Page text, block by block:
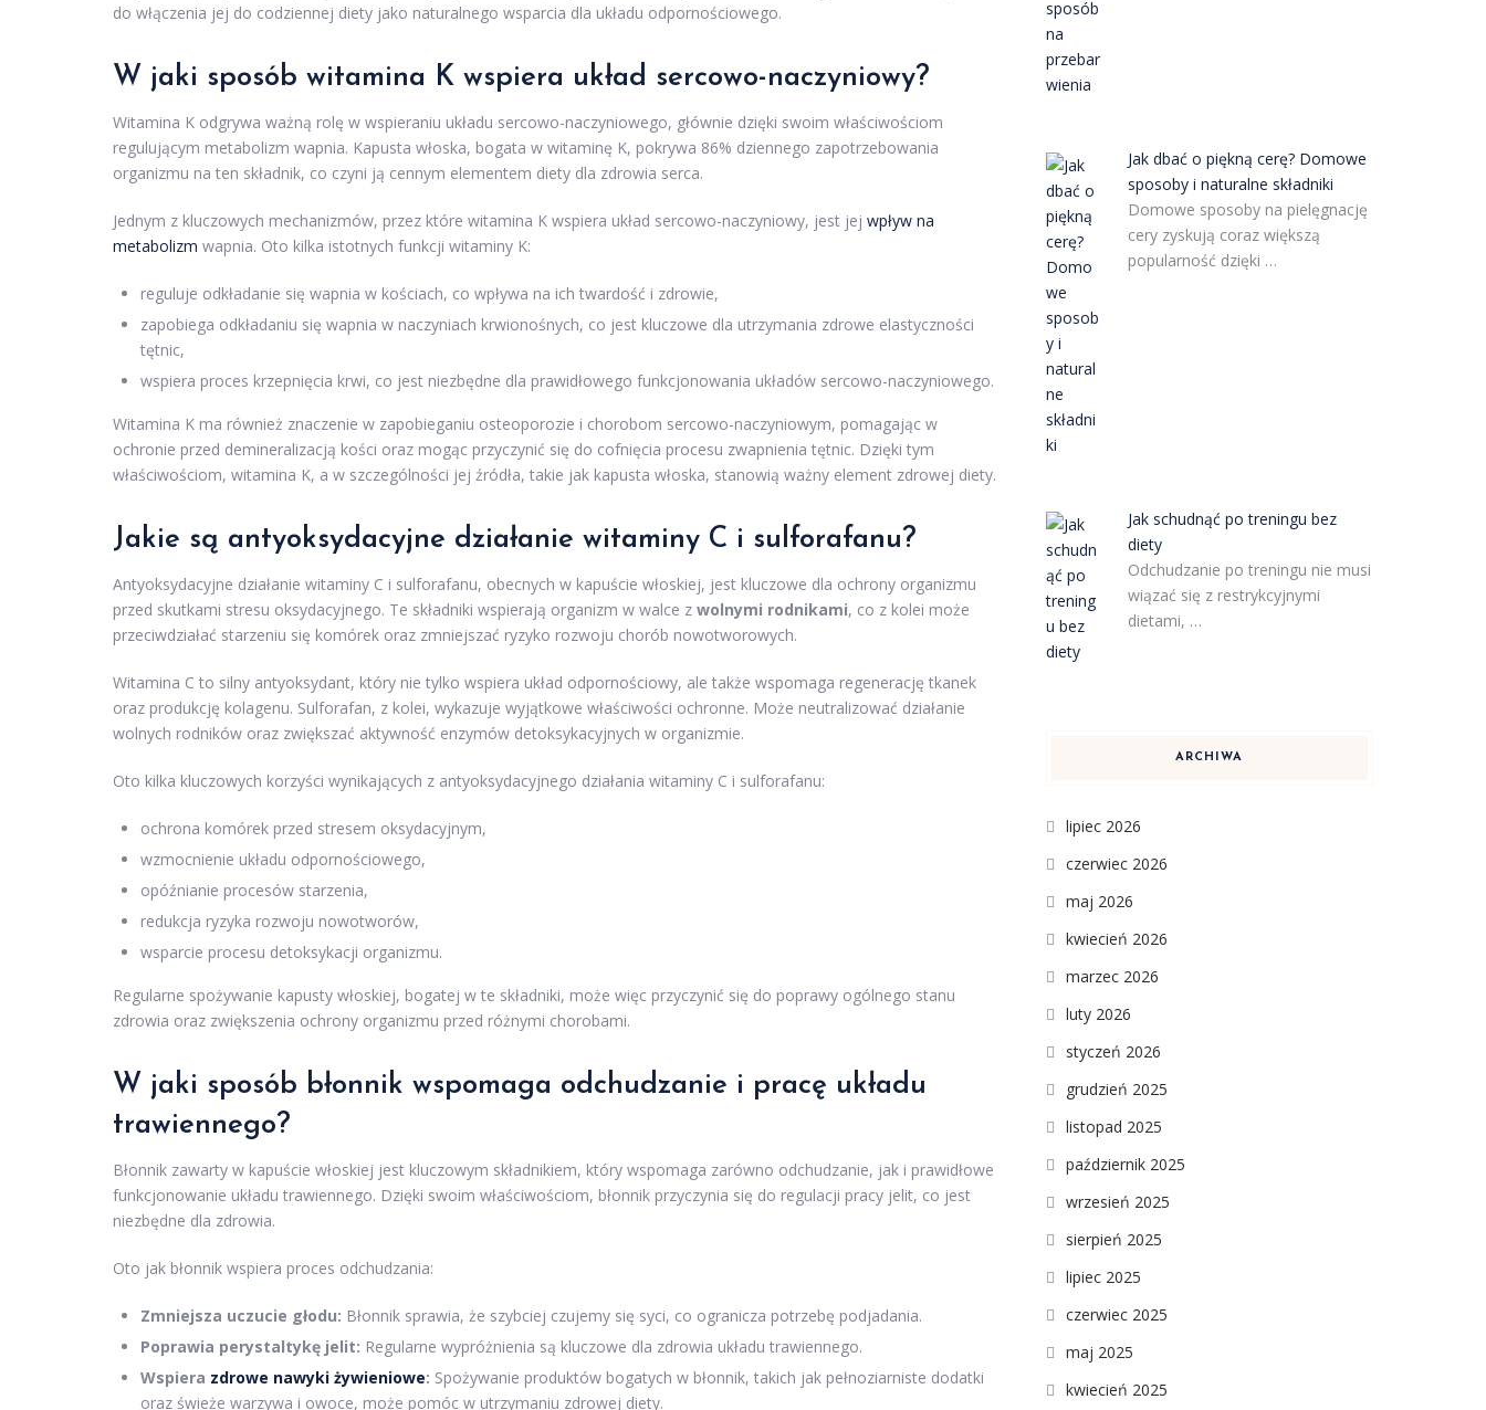
do włączenia jej do codziennej diety jako naturalnego wsparcia dla układu odpornościowego.
W jaki sposób witamina K wspiera układ sercowo-naczyniowy?
Witamina K odgrywa ważną rolę w wspieraniu układu sercowo-naczyniowego, głównie dzięki swoim właściwościom
regulującym metabolizm wapnia. Kapusta włoska, bogata w witaminę K, pokrywa 86% dziennego zapotrzebowania
organizmu na ten składnik, co czyni ją cennym elementem diety dla zdrowia serca.
Jednym z kluczowych mechanizmów, przez które witamina K wspiera układ sercowo-naczyniowy, jest jej wpływ na
metabolizm wapnia. Oto kilka istotnych funkcji witaminy K:
reguluje odkładanie się wapnia w kościach, co wpływa na ich twardość i zdrowie,
zapobiega odkładaniu się wapnia w naczyniach krwionośnych, co jest kluczowe dla utrzymania zdrowe elastyczności
tętnic,
wspiera proces krzepnięcia krwi, co jest niezbędne dla prawidłowego funkcjonowania układów sercowo-naczyniowego.
Witamina K ma również znaczenie w zapobieganiu osteoporozie i chorobom sercowo-naczyniowym, pomagając w
ochronie przed demineralizacją kości oraz mogąc przyczynić się do cofnięcia procesu zwapnienia tętnic. Dzięki tym
właściwościom, witamina K, a w szczególności jej źródła, takie jak kapusta włoska, stanowią ważny element zdrowej diety.
Jakie są antyoksydacyjne działanie witaminy C i sulforafanu?
Antyoksydacyjne działanie witaminy C i sulforafanu, obecnych w kapuście włoskiej, jest kluczowe dla ochrony organizmu
przed skutkami stresu oksydacyjnego. Te składniki wspierają organizm w walce z wolnymi rodnikami, co z kolei może
przeciwdziałać starzeniu się komórek oraz zmniejszać ryzyko rozwoju chorób nowotworowych.
Witamina C to silny antyoksydant, który nie tylko wspiera układ odpornościowy, ale także wspomaga regenerację tkanek
oraz produkcję kolagenu. Sulforafan, z kolei, wykazuje wyjątkowe właściwości ochronne. Może neutralizować działanie
wolnych rodników oraz zwiększać aktywność enzymów detoksykacyjnych w organizmie.
Oto kilka kluczowych korzyści wynikających z antyoksydacyjnego działania witaminy C i sulforafanu:
ochrona komórek przed stresem oksydacyjnym,
wzmocnienie układu odpornościowego,
opóźnianie procesów starzenia,
redukcja ryzyka rozwoju nowotworów,
wsparcie procesu detoksykacji organizmu.
Regularne spożywanie kapusty włoskiej, bogatej w te składniki, może więc przyczynić się do poprawy ogólnego stanu
zdrowia oraz zwiększenia ochrony organizmu przed różnymi chorobami.
W jaki sposób błonnik wspomaga odchudzanie i pracę układu
trawiennego?
Błonnik zawarty w kapuście włoskiej jest kluczowym składnikiem, który wspomaga zarówno odchudzanie, jak i prawidłowe
funkcjonowanie układu trawiennego. Dzięki swoim właściwościom, błonnik przyczynia się do regulacji pracy jelit, co jest
niezbędne dla zdrowia.
Oto jak błonnik wspiera proces odchudzania:
Zmniejsza uczucie głodu: Błonnik sprawia, że szybciej czujemy się syci, co ogranicza potrzebę podjadania.
Poprawia perystaltykę jelit: Regularne wypróżnienia są kluczowe dla zdrowia układu trawiennego.
Wspiera zdrowe nawyki żywieniowe: Spożywanie produktów bogatych w błonnik, takich jak pełnoziarniste dodatki
oraz świeże warzywa i owoce, może pomóc w utrzymaniu zdrowej diety.
Jak dbać o piękną cerę? Domowe
sposoby i naturalne składniki
Domowe sposoby na pielęgnację
cery zyskują coraz większą
popularność dzięki …
Jak schudnąć po treningu bez
diety
Odchudzanie po treningu nie musi
wiązać się z restrykcyjnymi
dietami, …
ARCHIWA
lipiec 2026
czerwiec 2026
maj 2026
kwiecień 2026
marzec 2026
luty 2026
styczeń 2026
grudzień 2025
listopad 2025
październik 2025
wrzesień 2025
sierpień 2025
lipiec 2025
czerwiec 2025
maj 2025
kwiecień 2025